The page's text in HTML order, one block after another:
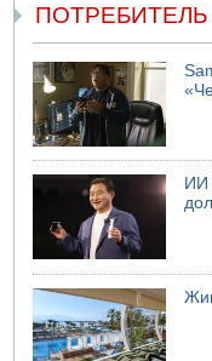
ПОТРЕБИТЕЛЬ
ИИ